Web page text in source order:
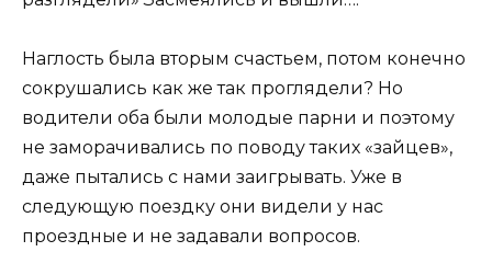
Наглость была вторым счастьем, потом конечно
сокрушались как же так проглядели? Но
водители оба были молодые парни и поэтому
не заморачивались по поводу таких «зайцев»,
даже пытались с нами заигрывать. Уже в
следующую поездку они видели у нас
проездные и не задавали вопросов.